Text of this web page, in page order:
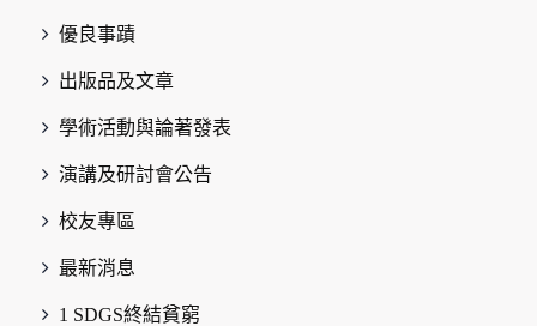
優良事蹟
出版品及文章
學術活動與論著發表
演講及研討會公告
校友專區
最新消息
1 SDGS終結貧窮